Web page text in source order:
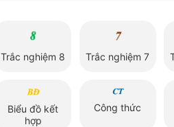
Trắc nghiệm 8 Trắc nghiệm 7
Biểu đồ kết
hợp
Công thức